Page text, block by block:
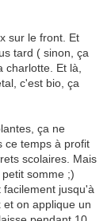
sur le front. Et
tard ( sinon, ça
Et là,
c'est bio, ça
ça ne
ce temps à profit
scolaires. Mais
somme ;)
jusqu'à
on applique un